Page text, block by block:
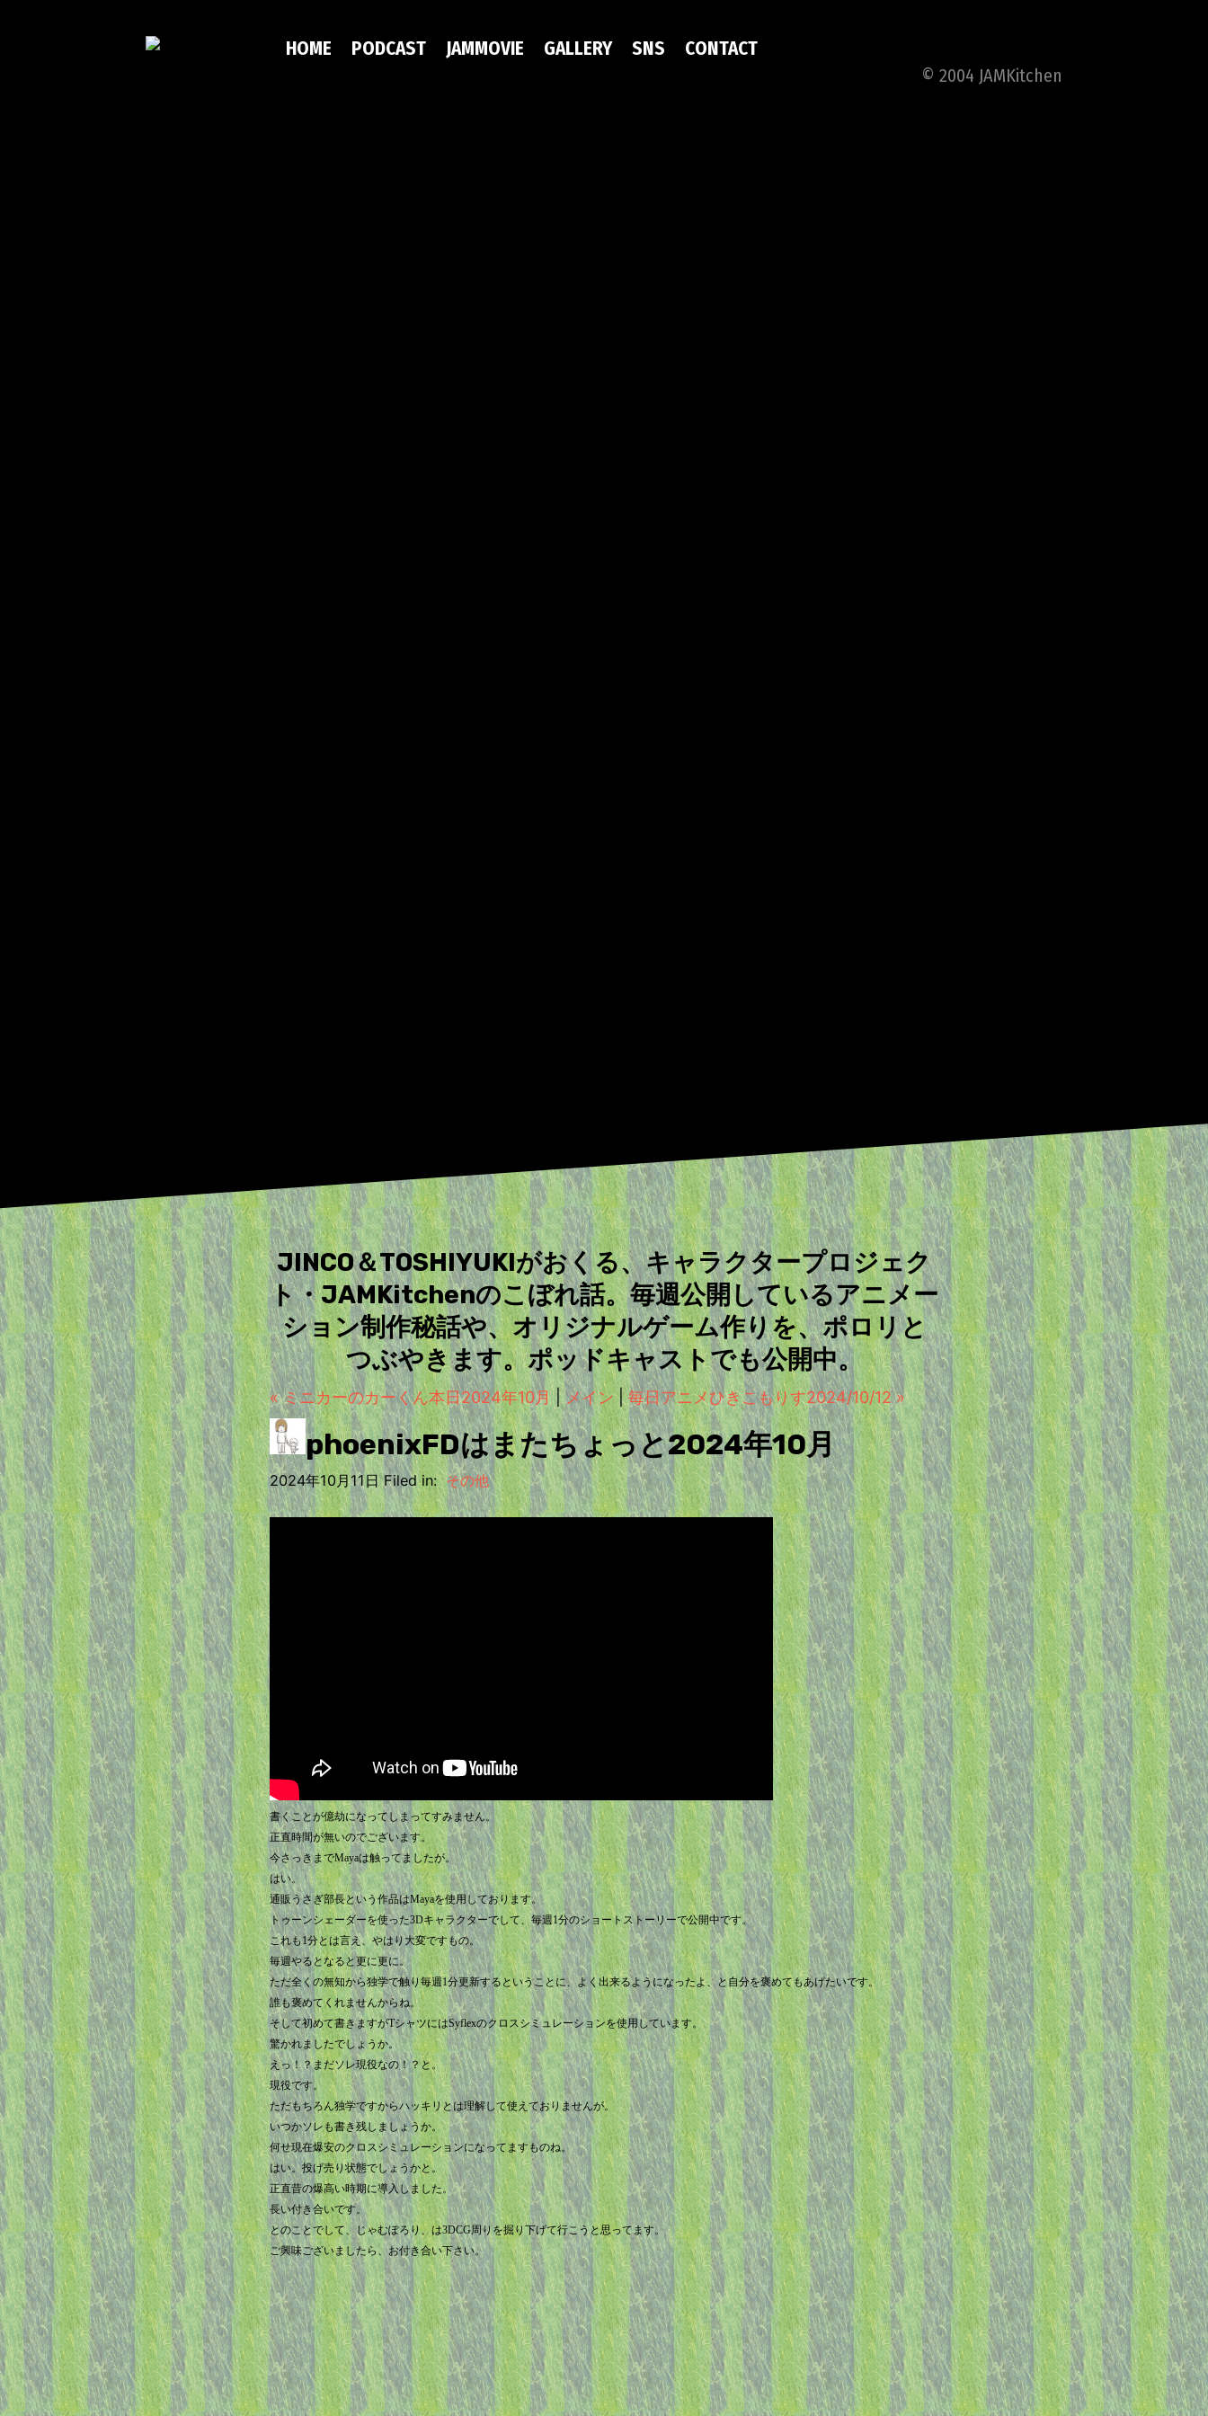
HOME PODCAST JAMMOVIE GALLERY SNS CONTACT
© 2004 JAMKitchen
JINCO＆TOSHIYUKIがおくる、キャラクタープロジェク
ト・JAMKitchenのこぼれ話。毎週公開しているアニメー
ション制作秘話や、オリジナルゲーム作りを、ポロリと
つぶやきます。ポッドキャストでも公開中。
« ミニカーのカーくん本日2024年10月|メイン|毎日アニメひきこもりす2024/10/12 »
phoenixFDはまたちょっと2024年10月
2024年10月11日 Filed in: その他
書くことが億劫になってしまってすみません。
正直時間が無いのでございます。
今さっきまでMayaは触ってましたが。
はい。
通販うさぎ部長という作品はMayaを使用しております。
トゥーンシェーダーを使った3Dキャラクターでして、毎週1分のショートストーリーで公開中です。
これも1分とは言え、やはり大変ですもの。
毎週やるとなると更に更に。
ただ全くの無知から独学で触り毎週1分更新するということに、よく出来るようになったよ、と自分を褒めてもあげたいです。
誰も褒めてくれませんからね。
そして初めて書きますがTシャツにはSyflexのクロスシミュレーションを使用しています。
驚かれましたでしょうか。
えっ！？まだソレ現役なの！？と。
現役です。
ただもちろん独学ですからハッキリとは理解して使えておりませんが。
いつかソレも書き残しましょうか。
何せ現在爆安のクロスシミュレーションになってますものね。
はい。投げ売り状態でしょうかと。
正直昔の爆高い時期に導入しました。
長い付き合いです。
とのことでして、じゃむぽろり、は3DCG周りを掘り下げて行こうと思ってます。
ご興味ございましたら、お付き合い下さい。